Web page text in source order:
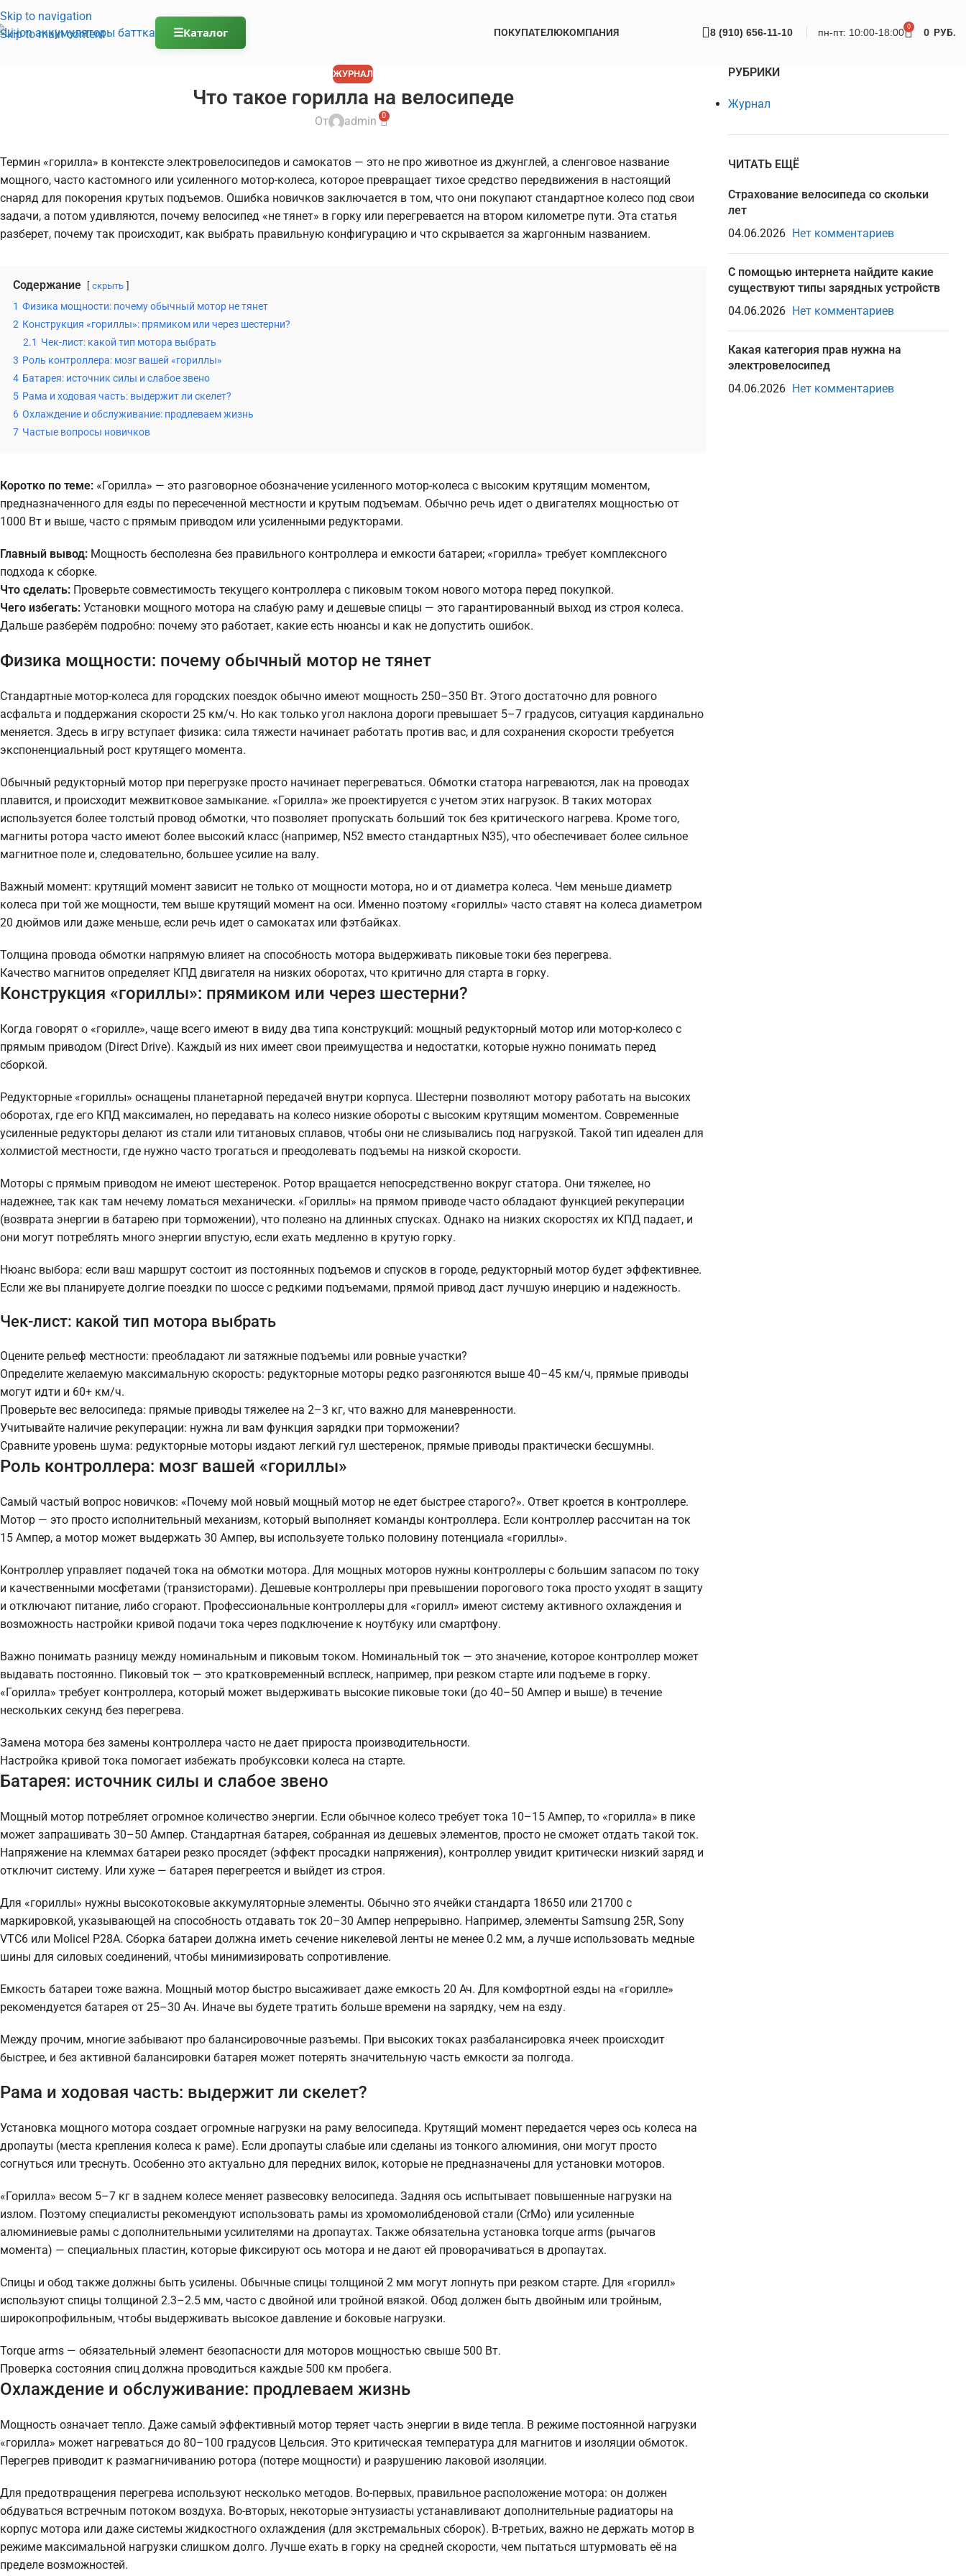
Skip to navigation
Skip to main content
☰Каталог ПОКУПАТЕЛЮКОМПАНИЯ 8 (910) 656-11-10 пн-пт: 10:00-18:00 0 0 РУБ.
ЖУРНАЛ
Что такое горилла на велосипеде
От admin 0
Термин «горилла» в контексте электровелосипедов и самокатов — это не про животное из джунглей, а сленговое название
мощного, часто кастомного или усиленного мотор-колеса, которое превращает тихое средство передвижения в настоящий
снаряд для покорения крутых подъемов. Ошибка новичков заключается в том, что они покупают стандартное колесо под свои
задачи, а потом удивляются, почему велосипед «не тянет» в горку или перегревается на втором километре пути. Эта статья
разберет, почему так происходит, как выбрать правильную конфигурацию и что скрывается за жаргонным названием.
Содержание скрыть
1 Физика мощности: почему обычный мотор не тянет
2 Конструкция «гориллы»: прямиком или через шестерни?
2.1 Чек-лист: какой тип мотора выбрать
3 Роль контроллера: мозг вашей «гориллы»
4 Батарея: источник силы и слабое звено
5 Рама и ходовая часть: выдержит ли скелет?
6 Охлаждение и обслуживание: продлеваем жизнь
7 Частые вопросы новичков
Коротко по теме: «Горилла» — это разговорное обозначение усиленного мотор-колеса с высоким крутящим моментом,
предназначенного для езды по пересеченной местности и крутым подъемам. Обычно речь идет о двигателях мощностью от
1000 Вт и выше, часто с прямым приводом или усиленными редукторами.
Главный вывод: Мощность бесполезна без правильного контроллера и емкости батареи; «горилла» требует комплексного
подхода к сборке.
Что сделать: Проверьте совместимость текущего контроллера с пиковым током нового мотора перед покупкой.
Чего избегать: Установки мощного мотора на слабую раму и дешевые спицы — это гарантированный выход из строя колеса.
Дальше разберём подробно: почему это работает, какие есть нюансы и как не допустить ошибок.
Физика мощности: почему обычный мотор не тянет
Стандартные мотор-колеса для городских поездок обычно имеют мощность 250–350 Вт. Этого достаточно для ровного
асфальта и поддержания скорости 25 км/ч. Но как только угол наклона дороги превышает 5–7 градусов, ситуация кардинально
меняется. Здесь в игру вступает физика: сила тяжести начинает работать против вас, и для сохранения скорости требуется
экспоненциальный рост крутящего момента.
Обычный редукторный мотор при перегрузке просто начинает перегреваться. Обмотки статора нагреваются, лак на проводах
плавится, и происходит межвитковое замыкание. «Горилла» же проектируется с учетом этих нагрузок. В таких моторах
используется более толстый провод обмотки, что позволяет пропускать больший ток без критического нагрева. Кроме того,
магниты ротора часто имеют более высокий класс (например, N52 вместо стандартных N35), что обеспечивает более сильное
магнитное поле и, следовательно, большее усилие на валу.
Важный момент: крутящий момент зависит не только от мощности мотора, но и от диаметра колеса. Чем меньше диаметр
колеса при той же мощности, тем выше крутящий момент на оси. Именно поэтому «гориллы» часто ставят на колеса диаметром
20 дюймов или даже меньше, если речь идет о самокатах или фэтбайках.
Толщина провода обмотки напрямую влияет на способность мотора выдерживать пиковые токи без перегрева.
Качество магнитов определяет КПД двигателя на низких оборотах, что критично для старта в горку.
Конструкция «гориллы»: прямиком или через шестерни?
Когда говорят о «горилле», чаще всего имеют в виду два типа конструкций: мощный редукторный мотор или мотор-колесо с
прямым приводом (Direct Drive). Каждый из них имеет свои преимущества и недостатки, которые нужно понимать перед
сборкой.
Редукторные «гориллы» оснащены планетарной передачей внутри корпуса. Шестерни позволяют мотору работать на высоких
оборотах, где его КПД максимален, но передавать на колесо низкие обороты с высоким крутящим моментом. Современные
усиленные редукторы делают из стали или титановых сплавов, чтобы они не слизывались под нагрузкой. Такой тип идеален для
холмистой местности, где нужно часто трогаться и преодолевать подъемы на низкой скорости.
Моторы с прямым приводом не имеют шестеренок. Ротор вращается непосредственно вокруг статора. Они тяжелее, но
надежнее, так как там нечему ломаться механически. «Гориллы» на прямом приводе часто обладают функцией рекуперации
(возврата энергии в батарею при торможении), что полезно на длинных спусках. Однако на низких скоростях их КПД падает, и
они могут потреблять много энергии впустую, если ехать медленно в крутую горку.
Нюанс выбора: если ваш маршрут состоит из постоянных подъемов и спусков в городе, редукторный мотор будет эффективнее.
Если же вы планируете долгие поездки по шоссе с редкими подъемами, прямой привод даст лучшую инерцию и надежность.
Чек-лист: какой тип мотора выбрать
Оцените рельеф местности: преобладают ли затяжные подъемы или ровные участки?
Определите желаемую максимальную скорость: редукторные моторы редко разгоняются выше 40–45 км/ч, прямые приводы
могут идти и 60+ км/ч.
Проверьте вес велосипеда: прямые приводы тяжелее на 2–3 кг, что важно для маневренности.
Учитывайте наличие рекуперации: нужна ли вам функция зарядки при торможении?
Сравните уровень шума: редукторные моторы издают легкий гул шестеренок, прямые приводы практически бесшумны.
Роль контроллера: мозг вашей «гориллы»
Самый частый вопрос новичков: «Почему мой новый мощный мотор не едет быстрее старого?». Ответ кроется в контроллере.
Мотор — это просто исполнительный механизм, который выполняет команды контроллера. Если контроллер рассчитан на ток
15 Ампер, а мотор может выдержать 30 Ампер, вы используете только половину потенциала «гориллы».
Контроллер управляет подачей тока на обмотки мотора. Для мощных моторов нужны контроллеры с большим запасом по току
и качественными мосфетами (транзисторами). Дешевые контроллеры при превышении порогового тока просто уходят в защиту
и отключают питание, либо сгорают. Профессиональные контроллеры для «горилл» имеют систему активного охлаждения и
возможность настройки кривой подачи тока через подключение к ноутбуку или смартфону.
Важно понимать разницу между номинальным и пиковым током. Номинальный ток — это значение, которое контроллер может
выдавать постоянно. Пиковый ток — это кратковременный всплеск, например, при резком старте или подъеме в горку.
«Горилла» требует контроллера, который может выдерживать высокие пиковые токи (до 40–50 Ампер и выше) в течение
нескольких секунд без перегрева.
Замена мотора без замены контроллера часто не дает прироста производительности.
Настройка кривой тока помогает избежать пробуксовки колеса на старте.
Батарея: источник силы и слабое звено
Мощный мотор потребляет огромное количество энергии. Если обычное колесо требует тока 10–15 Ампер, то «горилла» в пике
может запрашивать 30–50 Ампер. Стандартная батарея, собранная из дешевых элементов, просто не сможет отдать такой ток.
Напряжение на клеммах батареи резко просядет (эффект просадки напряжения), контроллер увидит критически низкий заряд и
отключит систему. Или хуже — батарея перегреется и выйдет из строя.
Для «гориллы» нужны высокотоковые аккумуляторные элементы. Обычно это ячейки стандарта 18650 или 21700 с
маркировкой, указывающей на способность отдавать ток 20–30 Ампер непрерывно. Например, элементы Samsung 25R, Sony
VTC6 или Molicel P28A. Сборка батареи должна иметь сечение никелевой ленты не менее 0.2 мм, а лучше использовать медные
шины для силовых соединений, чтобы минимизировать сопротивление.
Емкость батареи тоже важна. Мощный мотор быстро высаживает даже емкость 20 Ач. Для комфортной езды на «горилле»
рекомендуется батарея от 25–30 Ач. Иначе вы будете тратить больше времени на зарядку, чем на езду.
Между прочим, многие забывают про балансировочные разъемы. При высоких токах разбалансировка ячеек происходит
быстрее, и без активной балансировки батарея может потерять значительную часть емкости за полгода.
Рама и ходовая часть: выдержит ли скелет?
Установка мощного мотора создает огромные нагрузки на раму велосипеда. Крутящий момент передается через ось колеса на
дропауты (места крепления колеса к раме). Если дропауты слабые или сделаны из тонкого алюминия, они могут просто
согнуться или треснуть. Особенно это актуально для передних вилок, которые не предназначены для установки моторов.
«Горилла» весом 5–7 кг в заднем колесе меняет развесовку велосипеда. Задняя ось испытывает повышенные нагрузки на
излом. Поэтому специалисты рекомендуют использовать рамы из хромомолибденовой стали (CrMo) или усиленные
алюминиевые рамы с дополнительными усилителями на дропаутах. Также обязательна установка torque arms (рычагов
момента) — специальных пластин, которые фиксируют ось мотора и не дают ей проворачиваться в дропаутах.
Спицы и обод также должны быть усилены. Обычные спицы толщиной 2 мм могут лопнуть при резком старте. Для «горилл»
используют спицы толщиной 2.3–2.5 мм, часто с двойной или тройной вязкой. Обод должен быть двойным или тройным,
широкопрофильным, чтобы выдерживать высокое давление и боковые нагрузки.
Torque arms — обязательный элемент безопасности для моторов мощностью свыше 500 Вт.
Проверка состояния спиц должна проводиться каждые 500 км пробега.
Охлаждение и обслуживание: продлеваем жизнь
Мощность означает тепло. Даже самый эффективный мотор теряет часть энергии в виде тепла. В режиме постоянной нагрузки
«горилла» может нагреваться до 80–100 градусов Цельсия. Это критическая температура для магнитов и изоляции обмоток.
Перегрев приводит к размагничиванию ротора (потере мощности) и разрушению лаковой изоляции.
Для предотвращения перегрева используют несколько методов. Во-первых, правильное расположение мотора: он должен
обдуваться встречным потоком воздуха. Во-вторых, некоторые энтузиасты устанавливают дополнительные радиаторы на
корпус мотора или даже системы жидкостного охлаждения (для экстремальных сборок). В-третьих, важно не держать мотор в
режиме максимальной нагрузки слишком долго. Лучше ехать в горку на средней скорости, чем пытаться штурмовать её на
пределе возможностей.
РУБРИКИ
Журнал
ЧИТАТЬ ЕЩЁ
Страхование велосипеда со скольки
лет
04.06.2026 Нет комментариев
С помощью интернета найдите какие
существуют типы зарядных устройств
04.06.2026 Нет комментариев
Какая категория прав нужна на
электровелосипед
04.06.2026 Нет комментариев